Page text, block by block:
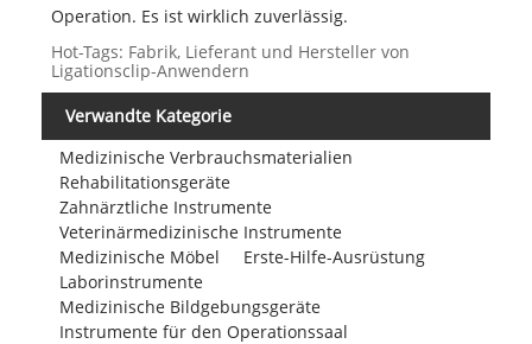
Operation. Es ist wirklich zuverlässig.
Hot-Tags: Fabrik, Lieferant und Hersteller von
Ligationsclip-Anwendern
Verwandte Kategorie
Medizinische Verbrauchsmaterialien
Rehabilitationsgeräte
Zahnärztliche Instrumente
Veterinärmedizinische Instrumente
Medizinische Möbel
Erste-Hilfe-Ausrüstung
Laborinstrumente
Medizinische Bildgebungsgeräte
Instrumente für den Operationssaal